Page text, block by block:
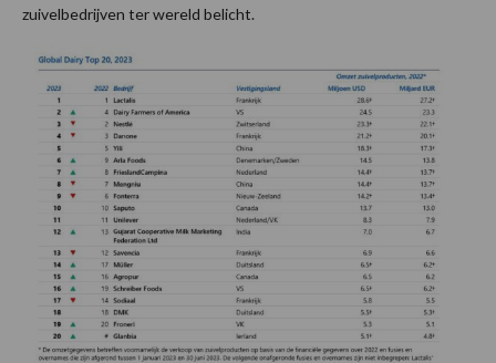
zuivelbedrijven ter wereld belicht.